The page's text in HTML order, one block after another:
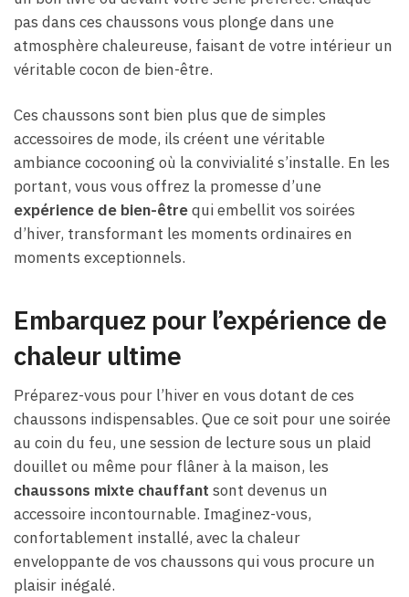
pas dans ces chaussons vous plonge dans une
atmosphère chaleureuse, faisant de votre intérieur un
véritable cocon de bien-être.
Ces chaussons sont bien plus que de simples
accessoires de mode, ils créent une véritable
ambiance cocooning où la convivialité s’installe. En les
portant, vous vous offrez la promesse d’une
expérience de bien-êtrequi embellit vos soirées
d’hiver, transformant les moments ordinaires en
moments exceptionnels.
Embarquez pour l’expérience de
chaleur ultime
Préparez-vous pour l’hiver en vous dotant de ces
chaussons indispensables. Que ce soit pour une soirée
au coin du feu, une session de lecture sous un plaid
douillet ou même pour flâner à la maison, les
chaussons mixte chauffant sont devenus un
accessoire incontournable. Imaginez-vous,
confortablement installé, avec la chaleur
enveloppante de vos chaussons qui vous procure un
plaisir inégalé.